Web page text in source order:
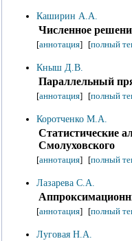
Каширин А.А.
Численное
[аннотация] [полный
Кныш Д.В.
Параллельный
[аннотация] [полный
Коротченко М.А.
Статистические
Смолуховского
[аннотация] [полный
Лазарева С.А.
[аннотация] [полный
Луговая Н.А.